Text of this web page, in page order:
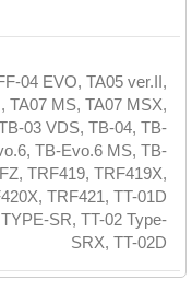
04 EVO, TA05 ver.II,
, TA07 MS, TA07 MSX,
03 VDS, TB-04, TB-
, TB-Evo.6 MS, TB-
, TRF419, TRF419X,
, TRF421, TT-01D
SR, TT-02 Type-
SRX, TT-02D